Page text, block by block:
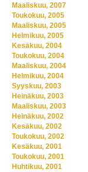
Maaliskuu, 2007
Toukokuu, 2005
Maaliskuu, 2005
Helmikuu, 2005
Kesäkuu, 2004
Toukokuu, 2004
Maaliskuu, 2004
Helmikuu, 2004
Syyskuu, 2003
Heinäkuu, 2003
Maaliskuu, 2003
Heinäkuu, 2002
Kesäkuu, 2002
Toukokuu, 2002
Kesäkuu, 2001
Toukokuu, 2001
Huhtikuu, 2001